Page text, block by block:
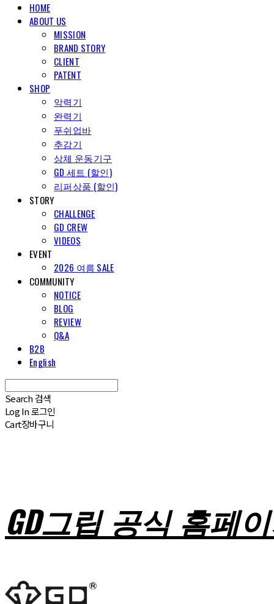
HOME
ABOUT US
MISSION
BRAND STORY
CLIENT
PATENT
SHOP
악력기
완력기
푸쉬업바
추감기
상체 운동기구
GD 세트 (할인)
리퍼상품 (할인)
STORY
CHALLENGE
GD CREW
VIDEOS
EVENT
2026 여름 SALE
COMMUNITY
NOTICE
BLOG
REVIEW
Q&A
B2B
English
Search 검색
Log In로그인
Cart장바구니
GD그립 공식 홈페